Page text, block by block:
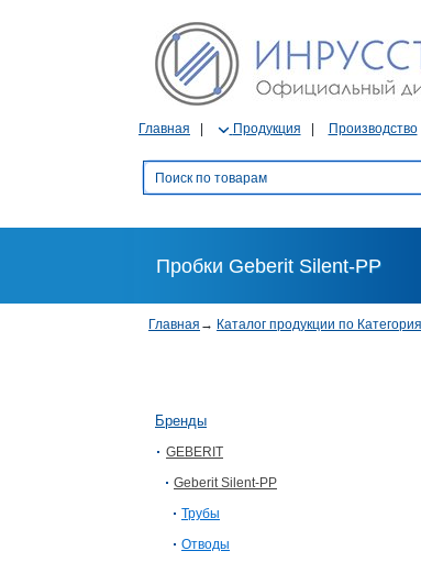
Главная Продукция Производство
Пробки Geberit Silent-PP
Главная → Каталог продукции по
Бренды
GEBERIT
Geberit Silent-PP
Трубы
Отводы